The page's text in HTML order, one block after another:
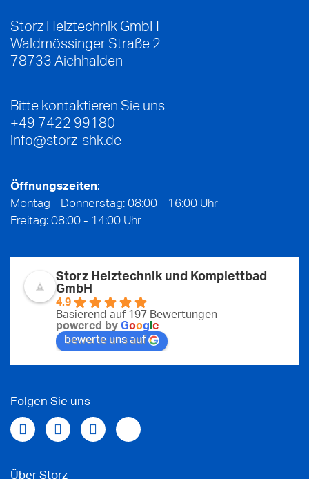
Storz Heiztechnik GmbH
Waldmössinger Straße 2
78733 Aichhalden
Bitte kontaktieren Sie uns
+49 7422 99180
info@storz-shk.de
Storz Heiztechnik und Komplettbad
GmbH
4.9
Basierend auf 197 Bewertungen
powered by Goog e
bewerte uns auf
Öffnungszeiten:
Montag - Donnerstag: 08:00 - 16:00 Uhr
Freitag: 08:00 - 14:00 Uhr
Folgen Sie uns
Über Storz